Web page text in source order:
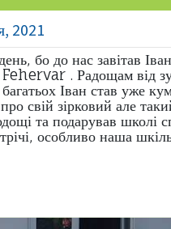
2021
бо до нас завітав
. Радощам від
Іван став уже
свій зірковий але
та подарував школі
особливо наша